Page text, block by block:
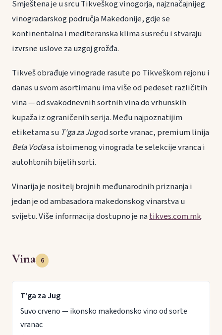
Smještena je u srcu Tikveškog vinogorja, najznačajnijeg
vinogradarskog područja Makedonije, gdje se
kontinentalna i mediteranska klima susreću i stvaraju
izvrsne uslove za uzgoj grožđa.
Tikveš obrađuje vinograde rasute po Tikveškom rejonu i
danas u svom asortimanu ima više od pedeset različitih
vina — od svakodnevnih sortnih vina do vrhunskih
kupaža iz ograničenih serija. Među najpoznatijim
etiketama su T'ga za Jugod sorte vranac, premium linija
Bela Vodasa istoimenog vinograda te selekcije vranca i
autohtonih bijelih sorti.
Vinarija je nositelj brojnih međunarodnih priznanja i
jedan je od ambasadora makedonskog vinarstva u
svijetu. Više informacija dostupno je natikves.com.mk.
Vina 6
T'ga za Jug
Suvo crveno — ikonsko makedonsko vino od sorte
vranac